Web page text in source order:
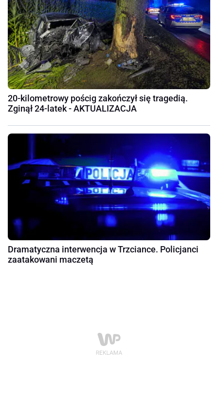
20-kilometrowy pościg zakończył się tragedią.
Zginął 24-latek - AKTUALIZACJA
Dramatyczna interwencja w Trzciance. Policjanci
zaatakowani maczetą